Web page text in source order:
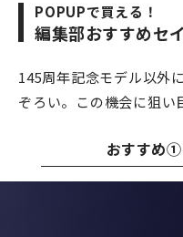
POPUPで買える！
編集部おすすめセ
145周年記念モデル以外
ぞろい。この機会に狙い
おすすめ①